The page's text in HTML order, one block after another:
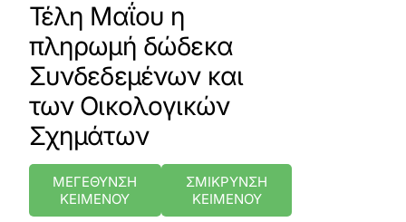
Τέλη Μαΐου η
πληρωμή δώδεκα
Συνδεδεμένων και
των Οικολογικών
Σχημάτων
ΜΕΓΕΘΥΝΣΗ
ΚΕΙΜΕΝΟΥ
ΣΜΙΚΡΥΝΣΗ
ΚΕΙΜΕΝΟΥ